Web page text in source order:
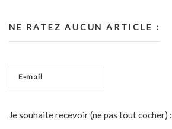
NE RATEZ AUCUN ARTICLE :
Je souhaite recevoir (ne pas tout cocher) :